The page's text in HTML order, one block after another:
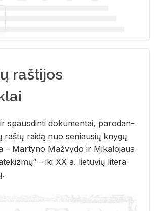
raštijos
spaus­din­ti do­ku­men­tai, pa­ro­dan­
raš­tų rai­dą nuo se­niau­sių kny­gų
– Mar­ty­no Ma­žvy­do ir Mi­ka­lo­jaus
– iki XX a. lie­tu­vių li­te­ra­